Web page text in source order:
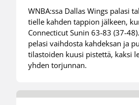
WNBA:ssa Dallas Wings palasi
tielle kahden tappion jälkeen,
Connecticut Sunin 63-83 (37-
pelasi vaihdosta kahdeksan ja
tilastoiden kuusi pistettä, kaksi
yhden torjunnan.